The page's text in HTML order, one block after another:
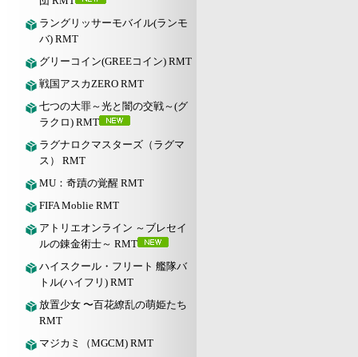
ラングリッサーモバイル(ランモ
バ) RMT
グリーコイン(GREEコイン) RMT
戦国アスカZERO RMT
七つの大罪～光と闇の交戦～(グ
ラクロ) RMT
ラグナロクマスターズ（ラグマ
ス） RMT
MU：奇蹟の覚醒 RMT
FIFA Moblie RMT
アトリエオンライン ～ブレセイ
ルの錬金術士～ RMT
ハイスクール・フリート 艦隊バ
トル(ハイフリ) RMT
放置少女 〜百花繚乱の萌姫たち
RMT
マジカミ（MGCM) RMT